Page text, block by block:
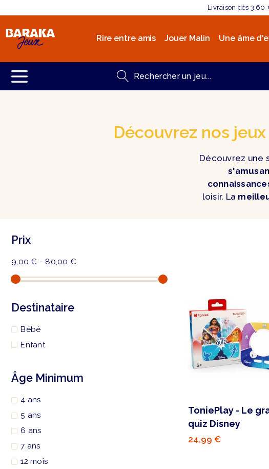
Livraison dès 3,60
Rire entre amis Jouer Malin Une âme
Découvrez nos
Découvrez une
loisir. La
Prix
9,00 € - 80,00 €
Destinataire
Bébé
Enfant
Âge Minimum
4 ans
5 ans
6 ans
7 ans
12 mois
ToniePlay - Le
quiz Disney
24,99 €